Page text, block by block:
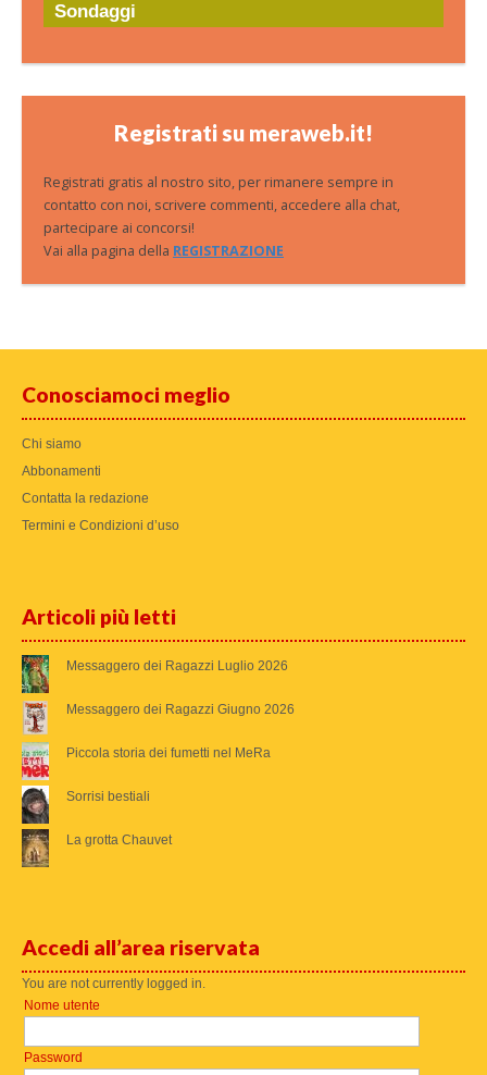
Sondaggi
Registrati su meraweb.it!
Registrati gratis al nostro sito, per rimanere sempre in
contatto con noi, scrivere commenti, accedere alla chat,
partecipare ai concorsi!
Vai alla pagina della REGISTRAZIONE
Conosciamoci meglio
Chi siamo
Abbonamenti
Contatta la redazione
Termini e Condizioni d’uso
Articoli più letti
Messaggero dei Ragazzi Luglio 2026
Messaggero dei Ragazzi Giugno 2026
Piccola storia dei fumetti nel MeRa
Sorrisi bestiali
La grotta Chauvet
Accedi all’area riservata
You are not currently logged in.
Nome utente
Password